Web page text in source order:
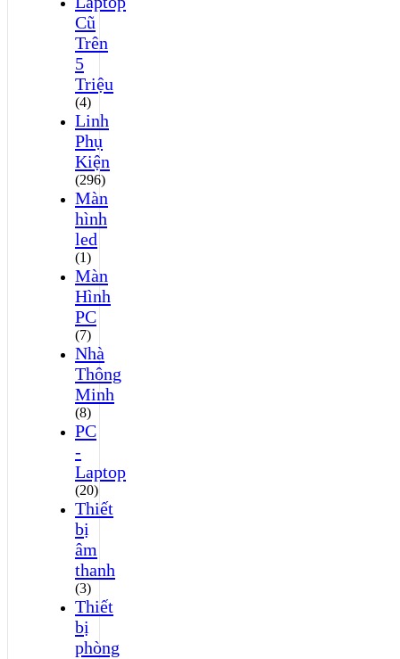
Cũ
Trên
5
Triệu
(4)
Linh
Phụ
Kiện
(296)
Màn
hình
led
(1)
Màn
Hình
PC
(7)
Nhà
Thông
Minh
(8)
PC
-
Laptop
(20)
Thiết
bị
âm
thanh
(3)
Thiết
bị
phòng